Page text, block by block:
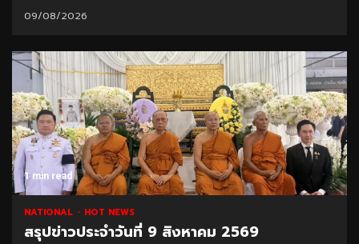
09/08/2026
1 min read
NATIONAL HOT NEWS
สรุปข่าวประจำวันที่ 9 สิงหาคม 2569